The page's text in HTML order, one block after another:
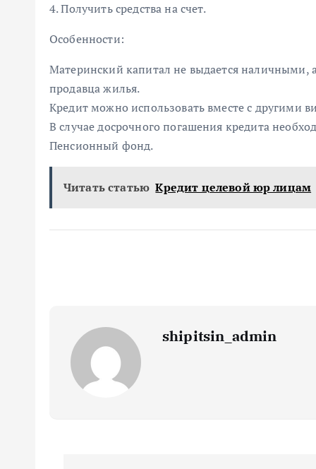
4. Получить средства на счет.
Особенности:
Материнский капитал не выдается наличными,
продавца жилья.
Кредит можно использовать вместе с другими
В случае досрочного погашения кредита
Пенсионный фонд.
Читать статью Кредит целевой юр лицам
shipitsin_admin